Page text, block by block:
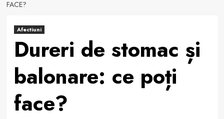
FACE?
Afectiuni
Dureri de stomac și
balonare: ce poți
face?